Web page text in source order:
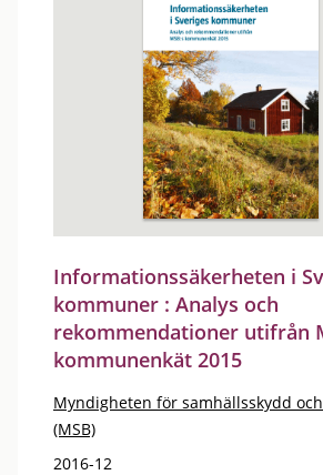
Informationssäkerheten i
kommuner : Analys och
rekommendationer utifrån
kommunenkät 2015
Myndigheten för samhällsskydd
(MSB)
2016-12